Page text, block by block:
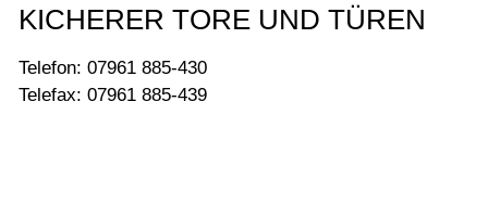
Downloads
Über uns
KICHERER TORE UND TÜREN
Telefon: 07961 885-430
Telefax: 07961 885-439